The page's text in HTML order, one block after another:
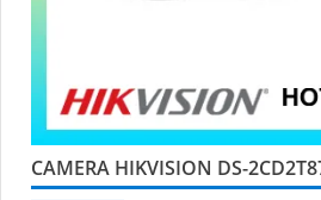
CAMERA HIKVISION DS-